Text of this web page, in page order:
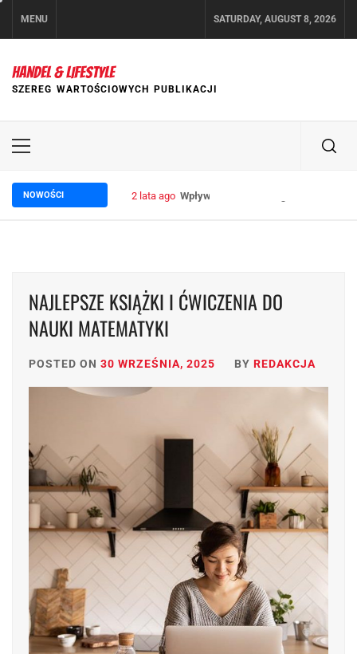
MENU SATURDAY, AUGUST 8, 2026
HANDEL & LIFESTYLE
SZEREG WARTOŚCIOWYCH PUBLIKACJI
Primary
NOWOŚCI 2 lata ago Wpływ trade marketingu na wzrost
NAJLEPSZE KSIĄŻKI I ĆWICZENIA DO
NAUKI MATEMATYKI
POSTED ON 30 WRZEŚNIA, 2025 BY REDAKCJA